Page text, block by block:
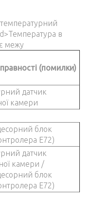
в
межу
(помилки)
датчик
камери
блок
Е72)
датчик
камери /
блок
Е72)